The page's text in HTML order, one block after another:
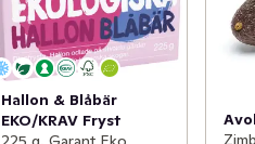
Hallon & Blåbär
EKO/KRAV Fryst